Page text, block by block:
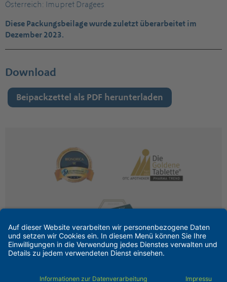
Österreich: Imupret Dragees
Diese Packungsbeilage wurde zuletzt überarbeitet im
Dezember 2023.
Download
Beipackzettel als PDF herunterladen